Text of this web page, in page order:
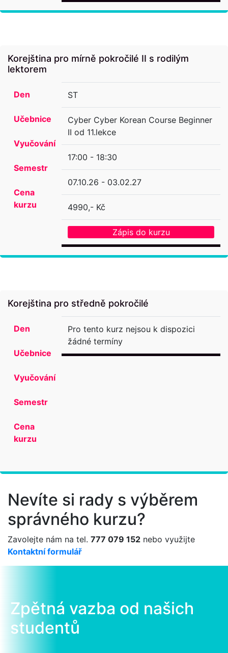
Korejština pro mírně pokročilé II s rodilým
lektorem
Den
Učebnice
Vyučování
Semestr
Cena
kurzu
ST
Cyber Cyber Korean Course Beginner
II od 11.lekce
17:00 - 18:30
07.10.26 - 03.02.27
4990,- Kč
Zápis do kurzu
Korejština pro středně pokročilé
Den
Učebnice
Vyučování
Semestr
Cena
kurzu
Pro tento kurz nejsou k dispozici
žádné termíny
Nevíte si rady s výběrem
správného kurzu?
Zavolejte nám na tel. 777 079 152 nebo využijte
Kontaktní formulář
Zpětná vazba od našich
studentů